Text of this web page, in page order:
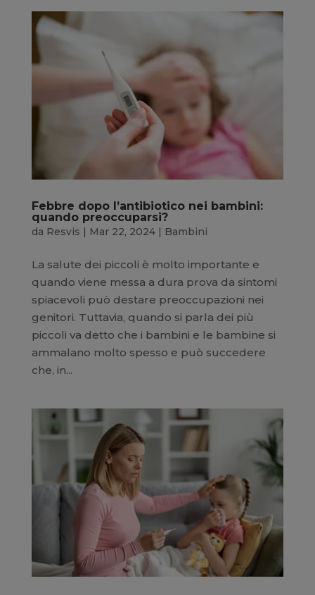
Febbre dopo l’antibiotico nei bambini:
quando preoccuparsi?
da Resvis | Mar 22, 2024| Bambini
La salute dei piccoli è molto importante e
quando viene messa a dura prova da sintomi
spiacevoli può destare preoccupazioni nei
genitori. Tuttavia, quando si parla dei più
piccoli va detto che i bambini e le bambine si
ammalano molto spesso e può succedere
che, in...